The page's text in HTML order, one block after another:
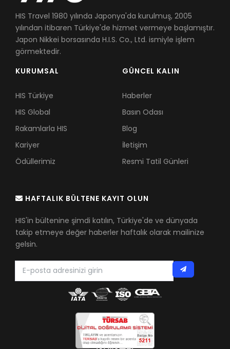
HIS Travel 1980 yılında Japonya'da kurulmuş, 2005
yılından itibaren Türkiye'de hizmet vermeye başlamıştır.
Japon Nikkei borsasında H.I.S. Co., Ltd. ismiyle işlem
görmektedir.
KURUMSAL
HIS Türkiye
HIS Global
Rakamlarla HIS
Kariyer
Ödüllerimiz
GÜNCEL KALIN
Haberler
Basın Odası
Blog
İletişim
Resmi Tatil Günleri
HAFTALIK BÜLTENE KAYIT OLUN
HIS'in bültenine şimdi katılın, Türkiye'de ve dünyada
takip etmeye değer haberler haftalık olarak mailinize
gelsin.